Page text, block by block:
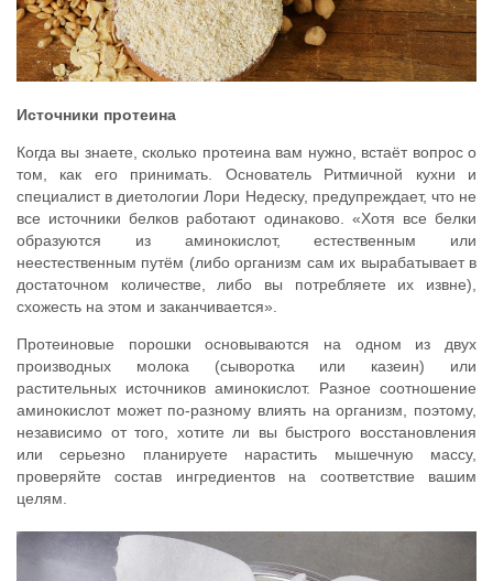
Источники протеина
Когда вы знаете, сколько протеина вам нужно, встаёт вопрос о
том, как его принимать. Основатель Ритмичной кухни и
специалист в диетологии Лори Недеску, предупреждает, что не
все источники белков работают одинаково. «Хотя все белки
образуются из аминокислот, естественным или
неестественным путём (либо организм сам их вырабатывает в
достаточном количестве, либо вы потребляете их извне),
схожесть на этом и заканчивается».
Протеиновые порошки основываются на одном из двух
производных молока (сыворотка или казеин) или
растительных источников аминокислот. Разное соотношение
аминокислот может по-разному влиять на организм, поэтому,
независимо от того, хотите ли вы быстрого восстановления
или серьезно планируете нарастить мышечную массу,
проверяйте состав ингредиентов на соответствие вашим
целям.